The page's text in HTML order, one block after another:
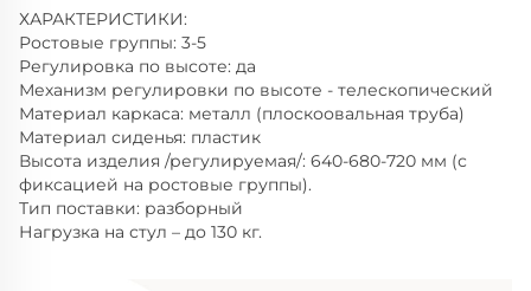
ХАРАКТЕРИСТИКИ:
Ростовые группы: 3-5
Регулировка по высоте: да
Механизм регулировки по высоте - телескопический
Материал каркаса: металл (плоскоовальная труба)
Материал сиденья: пластик
Высота изделия /регулируемая/: 640-680-720 мм (с
фиксацией на ростовые группы).
Тип поставки: разборный
Нагрузка на стул – до 130 кг.